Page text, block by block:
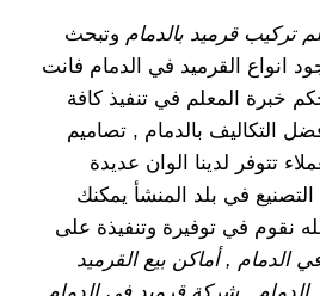
تركيب قرميد بالدمام وتبحث
انواع القرميد في الدمام فانت
خبرة المعلم في تنفيذ كافة
التكاليف بالدمام , تصاميم
تتوفر لدينا الوان عديدة
في بلد المنشأ يمكنك
نقوم في توفيرة وتنفيذة على
الدمام , أماكن بيع القرميد